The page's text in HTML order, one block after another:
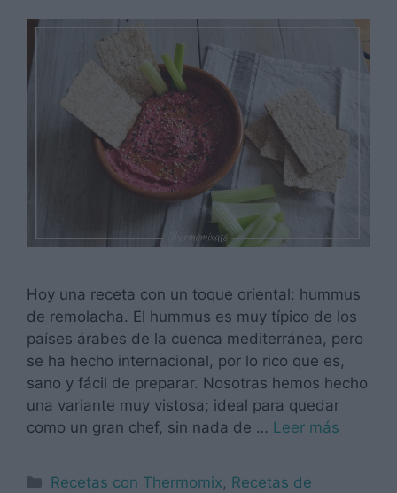
Hoy una receta con un toque oriental: hummus
de remolacha. El hummus es muy típico de los
países árabes de la cuenca mediterránea, pero
se ha hecho internacional, por lo rico que es,
sano y fácil de preparar. Nosotras hemos hecho
una variante muy vistosa; ideal para quedar
como un gran chef, sin nada de … Leer más
Categorías
Recetas con Thermomix, Recetas de